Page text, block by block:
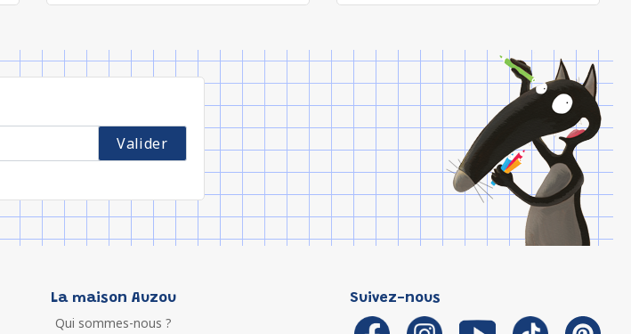
La maison Auzou
Qui sommes-nous ?
Suivez-nous